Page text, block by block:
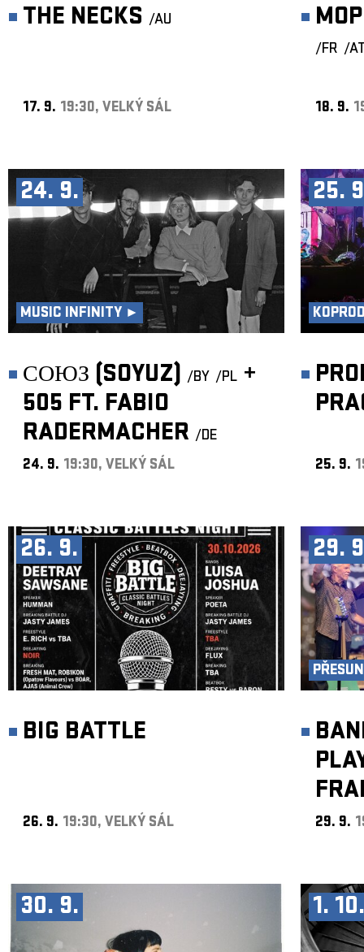
THE NECKS /AU
17. 9. 19:30, VELKÝ SÁL
/FR /
18. 9.
24. 9.
MUSIC INFINITY ►
СОЮЗ (SOYUZ) /BY /PL +
505 FT. FABIO
RADERMACHER /DE
24. 9. 19:30, VELKÝ SÁL
25.
25. 9.
26. 9.
BIG BATTLE
26. 9. 19:30, VELKÝ SÁL
29.
29. 9.
30. 9. 1. 10.